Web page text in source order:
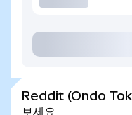
Reddit (Ondo
보세요